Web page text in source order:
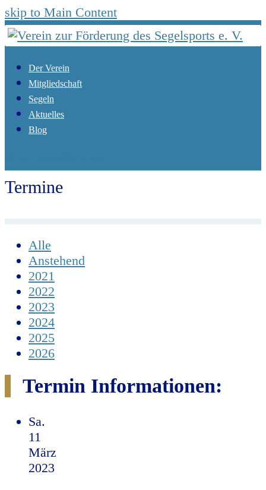
skip to Main Content
Der Verein
Mitgliedschaft
Segeln
Aktuelles
Blog
Termine
Alle
Anstehend
2021
2022
2023
2024
2025
2026
Termin Informationen:
Sa.
11
März
2023